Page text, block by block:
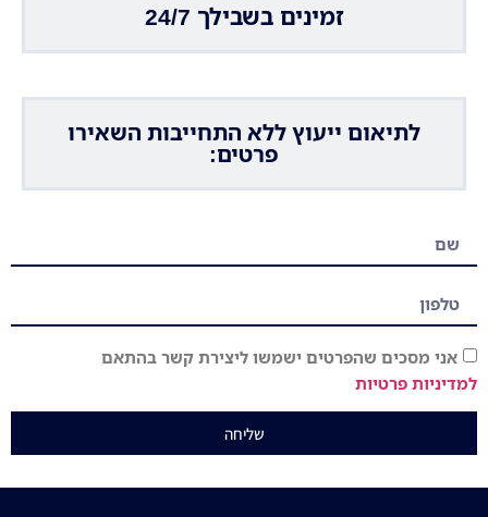
זמינים בשבילך 24/7
לתיאום ייעוץ ללא התחייבות השאירו
פרטים:
אני מסכים שהפרטים ישמשו ליצירת קשר בהתאם
למדיניות פרטיות
שליחה